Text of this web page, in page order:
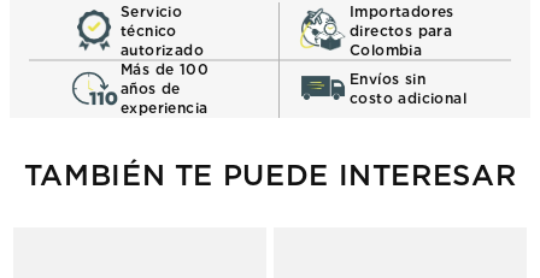
Servicio
técnico
autorizado
Importadores
directos para
Colombia
Más de 100
años de
experiencia
Envíos sin
costo adicional
TAMBIÉN TE PUEDE INTERESAR